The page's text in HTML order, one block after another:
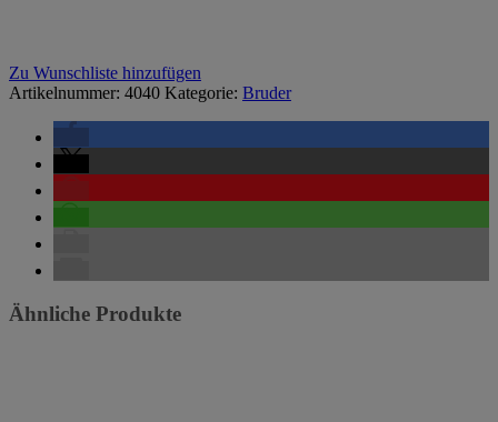
Zu Wunschliste hinzufügen
Artikelnummer: 4040 Kategorie: Bruder
Ähnliche Produkte